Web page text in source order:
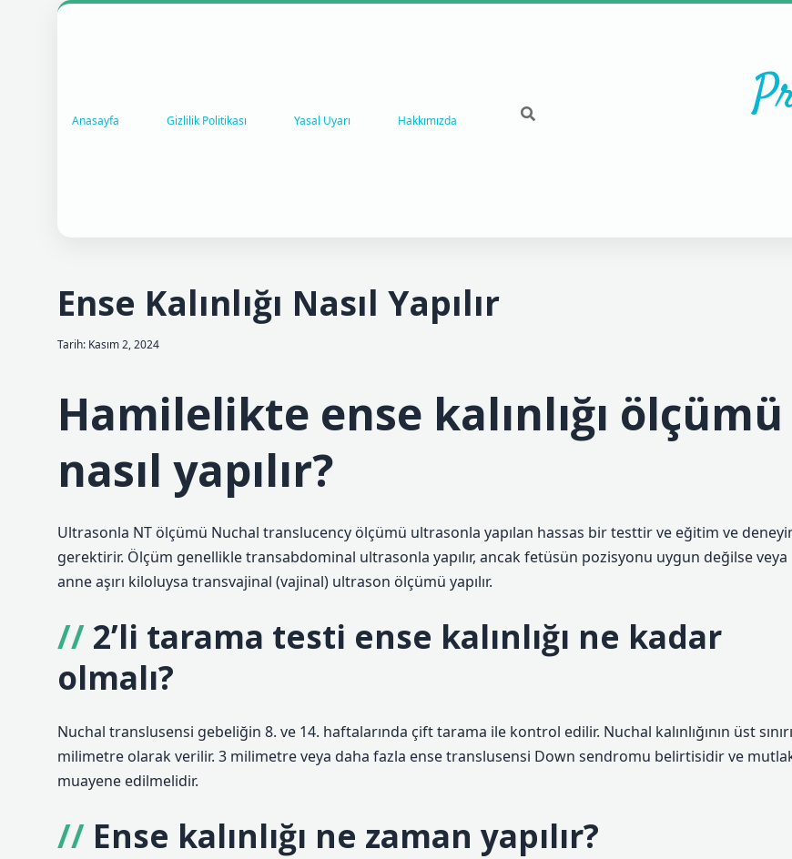
Anasayfa Gizlilik Politikası Yasal Uyarı Hakkımızda
Ense Kalınlığı Nasıl Yapılır
Tarih: Kasım 2, 2024
Hamilelikte ense kalınlığı ölçümü
nasıl yapılır?
Ultrasonla NT ölçümü Nuchal translucency ölçümü ultrasonla yapılan hassas bir testtir ve eğitim ve
gerektirir. Ölçüm genellikle transabdominal ultrasonla yapılır, ancak fetüsün pozisyonu uygun değilse veya
anne aşırı kiloluysa transvajinal (vajinal) ultrason ölçümü yapılır.
2’li tarama testi ense kalınlığı ne kadar
olmalı?
Nuchal translusensi gebeliğin 8. ve 14. haftalarında çift tarama ile kontrol edilir. Nuchal kalınlığının üst
milimetre olarak verilir. 3 milimetre veya daha fazla ense translusensi Down sendromu belirtisidir ve
muayene edilmelidir.
Ense kalınlığı ne zaman yapılır?